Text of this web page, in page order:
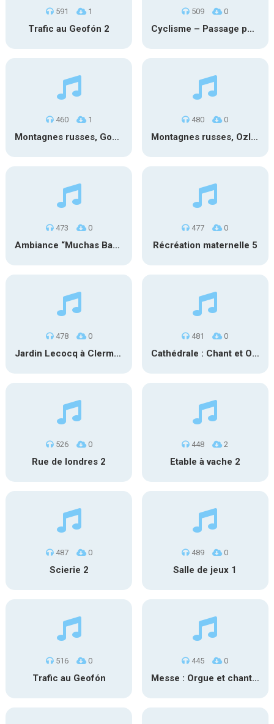
591 1
Trafic au Geofón 2
509 0
Cyclisme – Passage peloton 2
460 1
Montagnes russes, Goudurix 2
480 0
Montagnes russes, OzIris 3
473 0
Ambiance “Muchas Bandas” 1
477 0
Récréation maternelle 5
478 0
Jardin Lecocq à Clermont-Ferrand
481 0
Cathédrale : Chant et Orgue
526 0
Rue de londres 2
448 2
Etable à vache 2
487 0
Scierie 2
489 0
Salle de jeux 1
516 0
Trafic au Geofón
445 0
Messe : Orgue et chant 1